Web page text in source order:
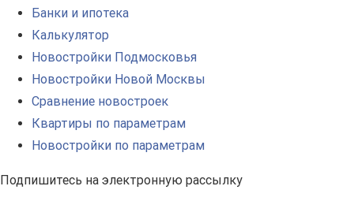
Банки и ипотека
Калькулятор
Новостройки Подмосковья
Новостройки Новой Москвы
Сравнение новостроек
Квартиры по параметрам
Новостройки по параметрам
Подпишитесь на электронную рассылку